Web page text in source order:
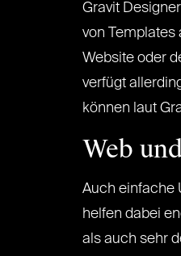
Gravit
von Templates
Website oder
verfügt
können laut
Web
Auch einfache
helfen dabei
als auch sehr